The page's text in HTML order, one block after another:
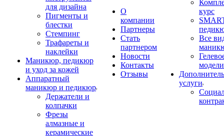
для дизайна
Пигменты и
блестки
Стемпинг
Трафареты и
наклейки
Маникюр, педикюр
и уход за кожей
Аппаратный
маникюр и педикюр
Держатели и
колпачки
Фрезы
алмазные и
керамические
О
компании
Партнеры
Стать
партнером
Новости
Контакты
Отзывы
курс
Все
услуги